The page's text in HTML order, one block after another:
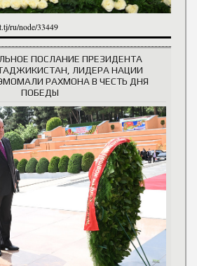
ru/node/33449
ПОСЛАНИЕ ПРЕЗИДЕНТА
ЛИДЕРА НАЦИИ
РАХМОНА В ЧЕСТЬ ДНЯ
ПОБЕДЫ